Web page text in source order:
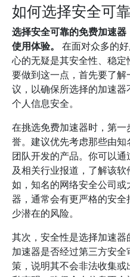
如何选择安全可
选择安全可靠的免费加速
使用体验。
在面对众多的
心的无疑是其安全性、稳定
要做到这一点，首先要了
议，以确保所选择的加速
个人信息安全。
在挑选免费加速器时，第
誉。建议优先考虑那些由
团队开发的产品。你可以
及相关行业报道，了解该
如，知名的网络安全公司
器，通常会有更严格的安
少潜在的风险。
其次，安全性是选择加速
加速器是否经过第三方安
策，说明其不会非法收集